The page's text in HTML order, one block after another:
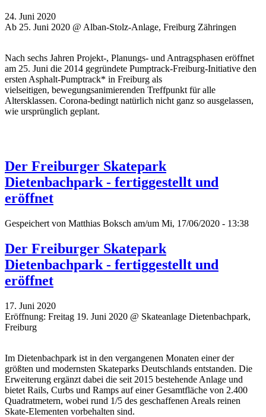
24. Juni 2020
Ab 25. Juni 2020 @ Alban-Stolz-Anlage, Freiburg Zähringen
Nach sechs Jahren Projekt-, Planungs- und Antragsphasen eröffnet
am 25. Juni die 2014 gegründete Pumptrack-Freiburg-Initiative den
ersten Asphalt-Pumptrack* in Freiburg als
vielseitigen, bewegungsanimierenden Treffpunkt für alle
Altersklassen. Corona-bedingt natürlich nicht ganz so ausgelassen,
wie ursprünglich geplant.
Der Freiburger Skatepark
Dietenbachpark - fertiggestellt und
eröffnet
Gespeichert von Matthias Boksch am/um Mi, 17/06/2020 - 13:38
Der Freiburger Skatepark
Dietenbachpark - fertiggestellt und
eröffnet
17. Juni 2020
Eröffnung: Freitag 19. Juni 2020 @ Skateanlage Dietenbachpark,
Freiburg
Im Dietenbachpark ist in den vergangenen Monaten einer der
größten und modernsten Skateparks Deutschlands entstanden. Die
Erweiterung ergänzt dabei die seit 2015 bestehende Anlage und
bietet Rails, Curbs und Ramps auf einer Gesamtfläche von 2.400
Quadratmetern, wobei rund 1/5 des geschaffenen Areals reinen
Skate-Elementen vorbehalten sind.